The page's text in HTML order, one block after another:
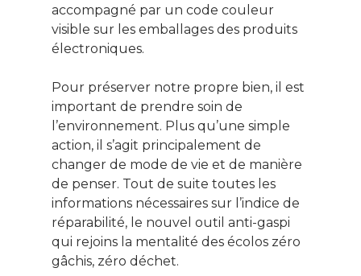
accompagné par un code couleur
visible sur les emballages des produits
électroniques.
Pour préserver notre propre bien, il est
important de prendre soin de
l’environnement. Plus qu’une simple
action, il s’agit principalement de
changer de mode de vie et de manière
de penser. Tout de suite toutes les
informations nécessaires sur l’indice de
réparabilité, le nouvel outil anti-gaspi
qui rejoins la mentalité des écolos zéro
gâchis, zéro déchet.